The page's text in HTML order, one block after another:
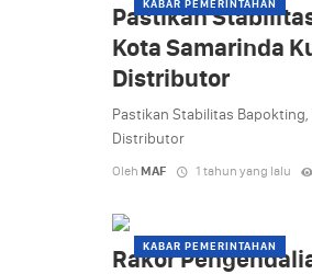
KABAR PEMERINTAHAN
Pastikan
Kota Samarinda
Distributor
Pastikan Stabilitas
Distributor
Oleh MAF 1 tahun yang lalu
KABAR PEMERINTAHAN
Rakor